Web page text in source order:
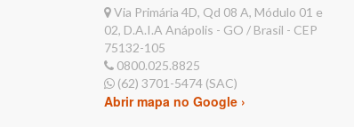
Via Primária 4D, Qd 08 A, Módulo 01 e
02, D.A.I.A Anápolis - GO / Brasil - CEP
75132-105
0800.025.8825
(62) 3701-5474 (SAC)
Abrir mapa no Google ›